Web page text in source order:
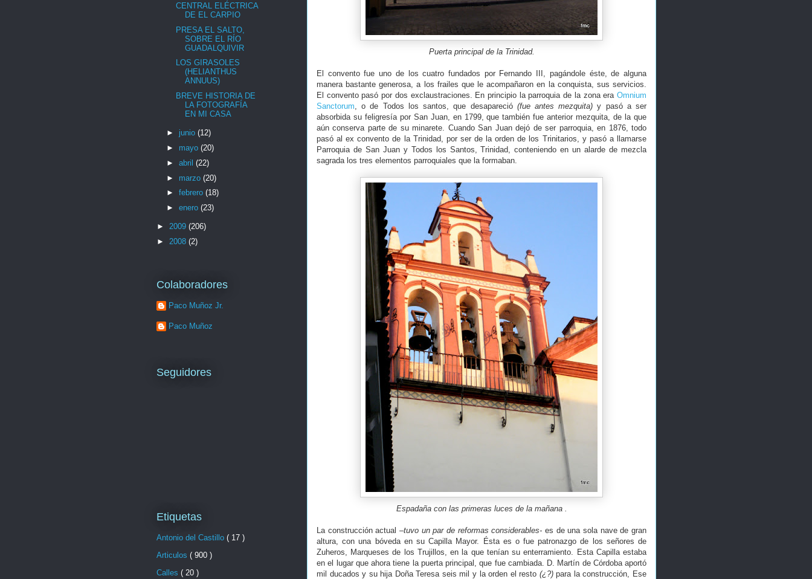
Puerta principal de la Trinidad.
El convento fue uno de los cuatro fundados por Fernando III, pagándole éste, de alguna
manera bastante generosa, a los frailes que le acompañaron en la conquista, sus servicios.
El convento pasó por dos exclaustraciones. En principio la parroquia de la zona era Omnium
Sanctorum, o de Todos los santos, que desapareció (fue antes mezquita)y pasó a ser
absorbida su feligresía por San Juan, en 1799, que también fue anterior mezquita, de la que
aún conserva parte de su minarete. Cuando San Juan dejó de ser parroquia, en 1876, todo
pasó al ex convento de la Trinidad, por ser de la orden de los Trinitarios, y pasó a llamarse
Parroquia de San Juan y Todos los Santos, Trinidad, conteniendo en un alarde de mezcla
sagrada los tres elementos parroquiales que la formaban.
Espadaña con las primeras luces de la mañana .
La construcción actual –tuvo un par de reformas considerables- es de una sola nave de gran
altura, con una bóveda en su Capilla Mayor. Ésta es o fue patronazgo de los señores de
Zuheros, Marqueses de los Trujillos, en la que tenían su enterramiento. Esta Capilla estaba
en el lugar que ahora tiene la puerta principal, que fue cambiada. D. Martín de Córdoba aportó
mil ducados y su hija Doña Teresa seis mil y la orden el resto (¿?)para la construcción, Ese
CENTRAL ELÉCTRICA
DE EL CARPIO
PRESA EL SALTO,
SOBRE EL RÍO
GUADALQUIVIR
LOS GIRASOLES
(HELIANTHUS
ANNUUS)
BREVE HISTORIA DE
LA FOTOGRAFÍA
EN MI CASA
► junio (12)
► mayo (20)
► abril (22)
► marzo (20)
► febrero (18)
► enero (23)
► 2009 (206)
► 2008 (2)
Colaboradores
Paco Muñoz Jr.
Paco Muñoz
Seguidores
Etiquetas
Antonio del Castillo ( 17 )
Articulos ( 900 )
Calles ( 20 )